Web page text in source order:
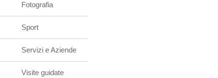
Fotografia
Sport
Servizi e Aziende
Visite guidate